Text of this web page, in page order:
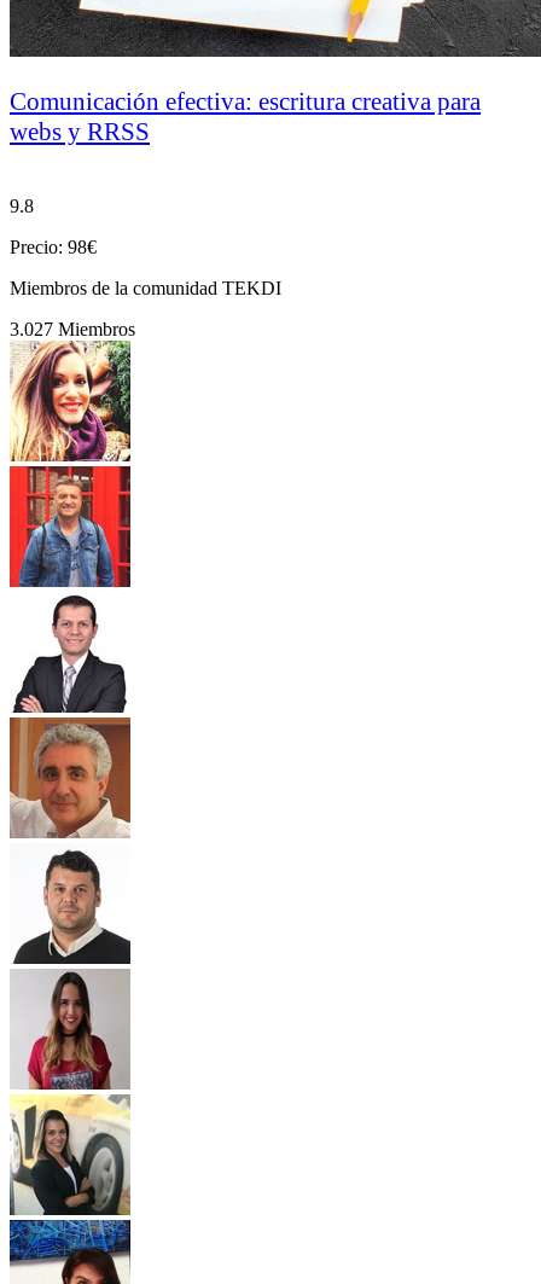
Comunicación efectiva: escritura creativa para
webs y RRSS
9.8
Precio: 98€
Miembros de la comunidad TEKDI
3.027 Miembros